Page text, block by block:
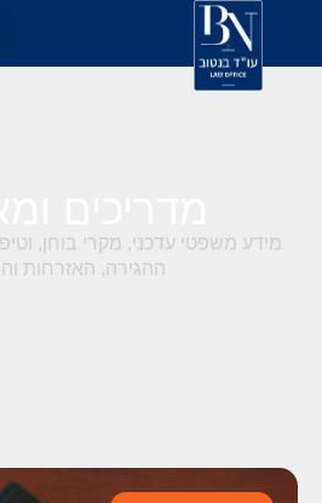
מידע משפטי עדכני, מקרי בוחן,
ההגירה, האזרחות